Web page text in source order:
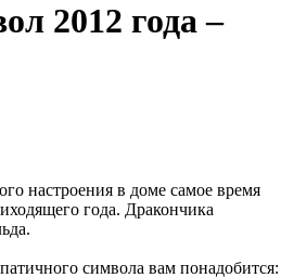
2012 года –
настроения в доме самое время
года. Дракончика
символа вам понадобится: